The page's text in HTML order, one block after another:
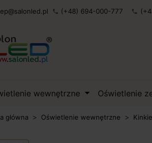
phone (+48) 694-000-777 phone
wewnętrzne Oświetlenie
główna Oświetlenie wewnętrzne